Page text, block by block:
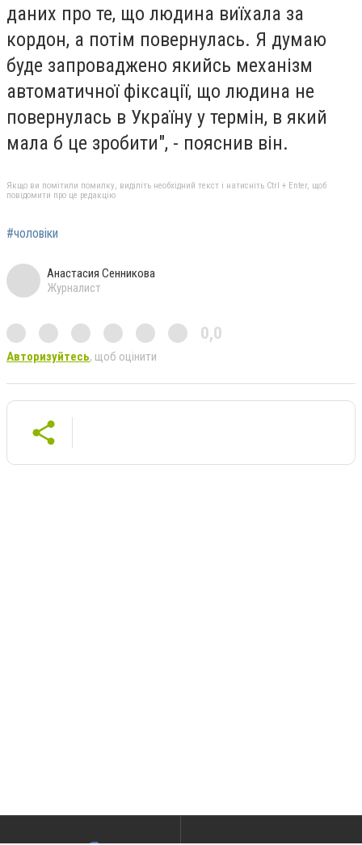
даних про те, що людина виїхала за
кордон, а потім повернулась. Я думаю
буде запроваджено якийсь механізм
автоматичної фіксації, що людина не
повернулась в Україну у термін, в який
мала б це зробити", - пояснив він.
Якщо ви помітили помилку, виділіть необхідний текст і натисніть Ctrl + Enter, щоб
повідомити про це редакцію
#чоловіки
Анастасия Сенникова
Журналист
0,0
Авторизуйтесь, щоб оцінити